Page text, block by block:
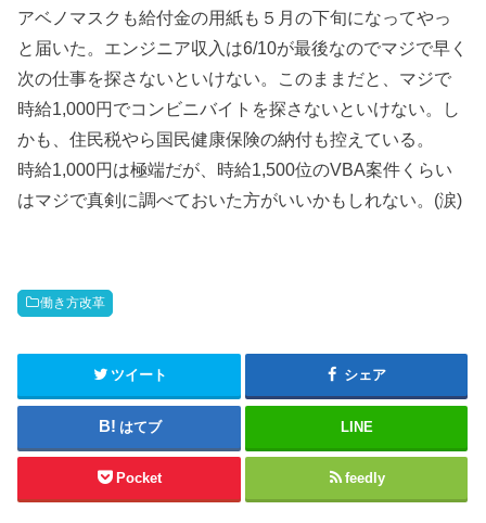
アベノマスクも給付金の用紙も５月の下旬になってやっ
と届いた。エンジニア収入は6/10が最後なのでマジで早く
次の仕事を探さないといけない。このままだと、マジで
時給1,000円でコンビニバイトを探さないといけない。し
かも、住民税やら国民健康保険の納付も控えている。
時給1,000円は極端だが、時給1,500位のVBA案件くらい
はマジで真剣に調べておいた方がいいかもしれない。(涙)
働き方改革
ツイート シェア
はてブ LINE
Pocket feedly